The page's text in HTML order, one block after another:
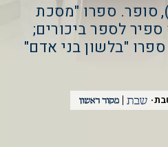
חיות־מן (37), סופר. ספרו "מסכת
לספר ביכורים;
"בלשון בני אדם"